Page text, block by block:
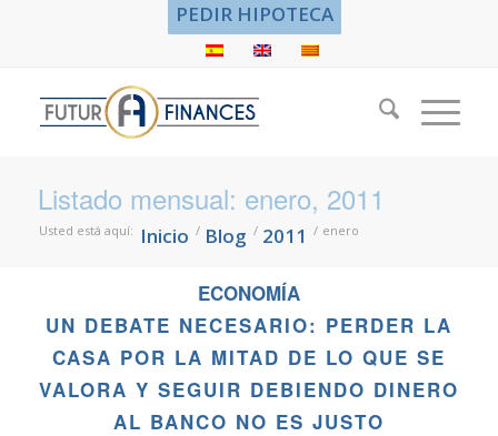
PEDIR HIPOTECA
Listado mensual: enero, 2011
Usted está aquí: Inicio / Blog / 2011 / enero
ECONOMÍA
UN DEBATE NECESARIO: PERDER LA
CASA POR LA MITAD DE LO QUE SE
VALORA Y SEGUIR DEBIENDO DINERO
AL BANCO NO ES JUSTO